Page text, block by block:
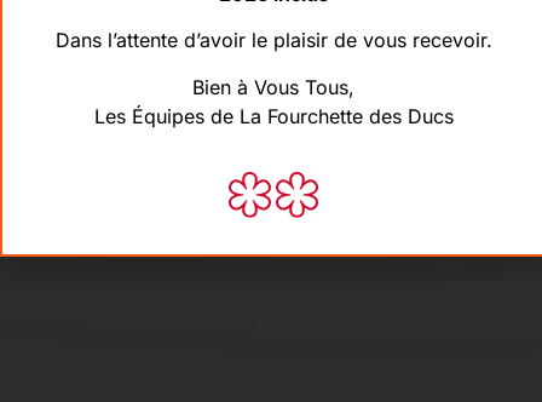
OBERNAI - ALSACE - FRANCE
Dans l’attente d’avoir le plaisir de vous recevoir.
Bien à Vous Tous,
Les Équipes de La Fourchette des Ducs